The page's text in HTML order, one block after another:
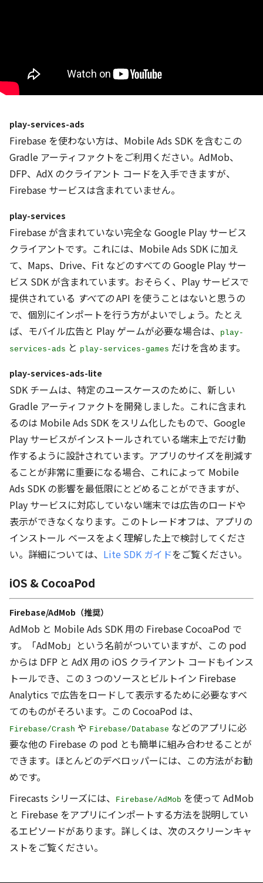
play-services-ads
Firebase を使わない方は、Mobile Ads SDK を含むこの
Gradle アーティファクトをご利用ください。AdMob、
DFP、AdX のクライアント コードを入手できますが、
Firebase サービスは含まれていません。
play-services
Firebase が含まれていない完全な Google Play サービス
クライアントです。これには、Mobile Ads SDK に加え
て、Maps、Drive、Fit などのすべての Google Play サー
ビス SDK が含まれています。おそらく、Play サービスで
提供されている すべてのAPI を使うことはないと思うの
で、個別にインポートを行う方がよいでしょう。たとえ
ば、モバイル広告と Play ゲームが必要な場合は、
play-
services-ads と play-services-games だけを含めます。
play-services-ads-lite
SDK チームは、特定のユースケースのために、新しい
Gradle アーティファクトを開発しました。これに含まれ
るのは Mobile Ads SDK をスリム化したもので、Google
Play サービスがインストールされている端末上でだけ動
作するように設計されています。アプリのサイズを削減す
ることが非常に重要になる場合、これによって Mobile
Ads SDK の影響を最低限にとどめることができますが、
Play サービスに対応していない端末では広告のロードや
表示ができなくなります。このトレードオフは、アプリの
インストール ベースをよく理解した上で検討してくださ
い。詳細については、 Lite SDK ガイドをご覧ください。
iOS & CocoaPod
Firebase/AdMob（推奨）
AdMob と Mobile Ads SDK 用の Firebase CocoaPod で
す。「AdMob」という名前がついていますが、この pod
からは DFP と AdX 用の iOS クライアント コードもインス
トールでき、この 3 つのソースとビルトイン Firebase
Analytics で広告をロードして表示するために必要なすべ
てのものがそろいます。この CocoaPod は、
Firebase/Crash や Firebase/Database などのアプリに必
要な他の Firebase の pod とも簡単に組み合わせることが
できます。ほとんどのデベロッパーには、この方法がお勧
めです。
Firecasts シリーズには、
Firebase/AdMob を使って AdMob
と Firebase をアプリにインポートする方法を説明してい
るエピソードがあります。詳しくは、次のスクリーンキャ
ストをご覧ください。